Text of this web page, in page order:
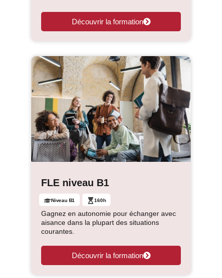
Découvrir la formation
FLE niveau B1
Niveau B1 160h
Gagnez en autonomie pour échanger avec
aisance dans la plupart des situations
courantes.
Découvrir la formation